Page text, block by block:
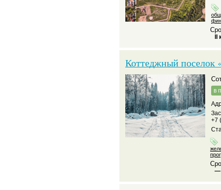
Коттеджный поселок
в
+7
—